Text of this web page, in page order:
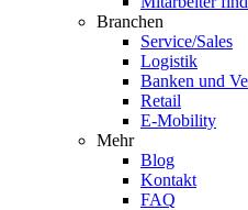
Branchen
Service/Sales
Logistik
Banken und
Retail
E-Mobility
Mehr
Blog
Kontakt
FAQ